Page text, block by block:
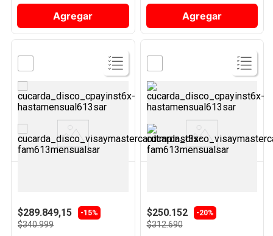
Agregar Agregar
Producto
$289.849,15 -15%
$340.999
Producto
$250.152 -20%
$312.690